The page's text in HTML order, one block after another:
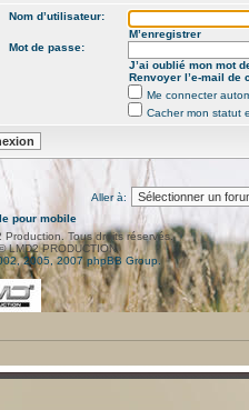
Nom d’utilisateur:
M’enregistrer
Mot de passe:
J’ai oublié mon mot
Renvoyer l’e-mail de
Me connecter
Cacher mon statut
Aller à:
pour mobile
Tous droits réservés.
LMD2 PRODUCTION
2005, 2007 phpBB Group.